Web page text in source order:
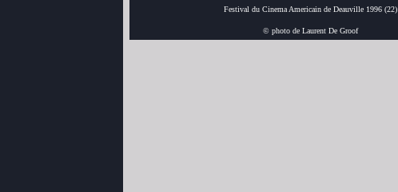
Festival du Cinema Americain de Deauville 1996 (22)
© photo de Laurent De Groof